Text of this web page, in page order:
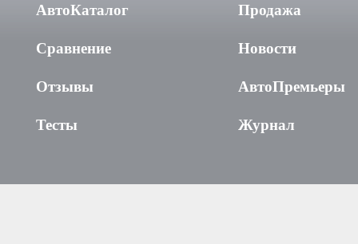
АвтоКаталог
Сравнение
Отзывы
Тесты
Продажа
Новости
АвтоПремьеры
Журнал